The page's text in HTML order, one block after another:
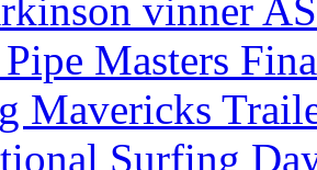
vinner
Masters
Mavericks
Surfing